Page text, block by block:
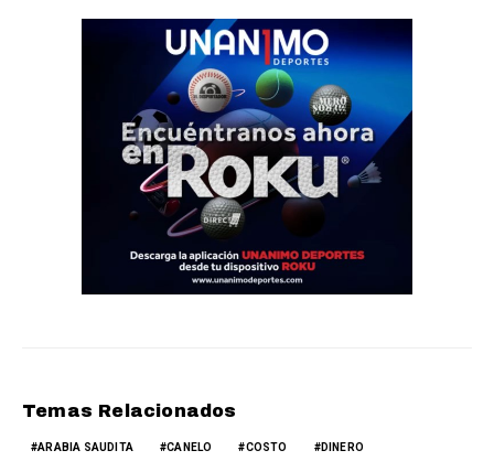
Temas Relacionados
ARABIA SAUDITA CANELO COSTO DINERO